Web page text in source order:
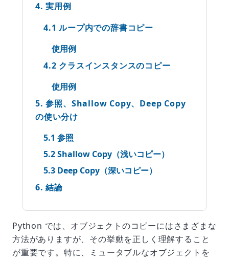
4. 実用例
4.1 ループ内での辞書コピー
使用例
4.2 クラスインスタンスのコピー
使用例
5. 参照、Shallow Copy、Deep Copy
の使い分け
5.1 参照
5.2 Shallow Copy（浅いコピー）
5.3 Deep Copy（深いコピー）
6. 結論
Python では、オブジェクトのコピーにはさまざまな
方法がありますが、その挙動を正しく理解すること
が重要です。特に、ミュータブルなオブジェクトを